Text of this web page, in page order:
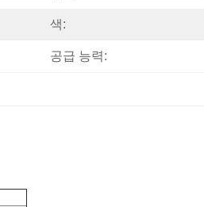
색:
공급 능력: